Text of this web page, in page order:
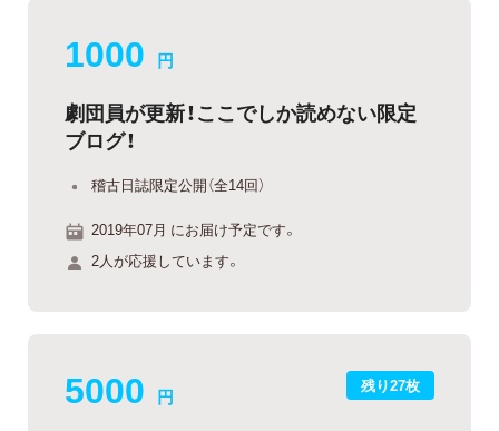
1000 円
劇団員が更新！ここでしか読めない限定
ブログ！
稽古日誌限定公開（全14回）
2019年07月 にお届け予定です。
2人が応援しています。
残り27枚
5000 円